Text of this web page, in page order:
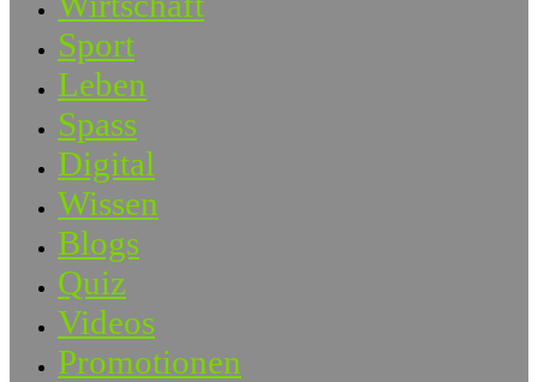
Sport
Leben
Spass
Digital
Wissen
Blogs
Quiz
Videos
Promotionen